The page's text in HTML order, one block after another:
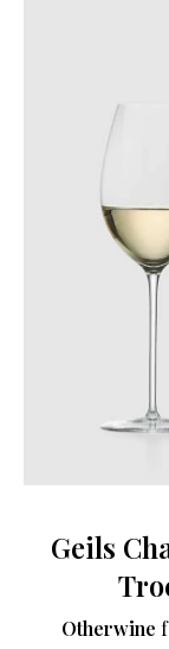
Geils
Otherwine